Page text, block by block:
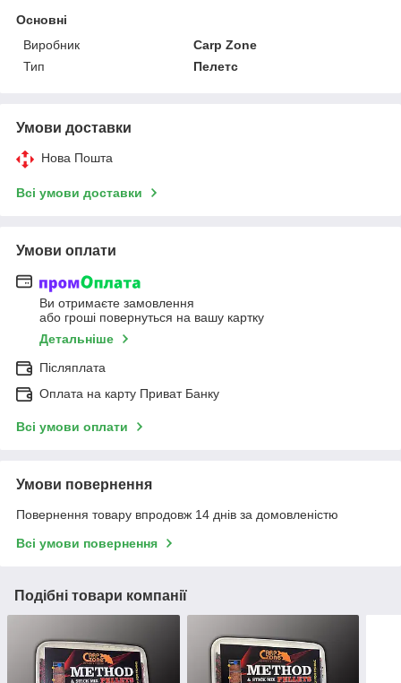
Основні
Виробник
Carp Zone
Тип
Пелетс
Умови доставки
Нова Пошта
Всі умови доставки
Умови оплати
Ви отримаєте замовлення
або гроші повернуться на вашу картку
Детальніше
Післяплата
Оплата на карту Приват Банку
Всі умови оплати
Умови повернення
Повернення товару впродовж 14 днів за домовленістю
Всі умови повернення
Подібні товари компанії